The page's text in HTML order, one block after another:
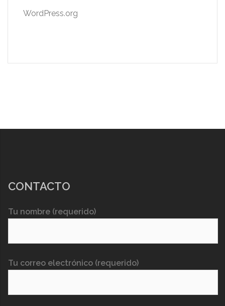
WordPress.org
CONTACTO
Tu nombre (requerido)
Tu correo electrónico (requerido)